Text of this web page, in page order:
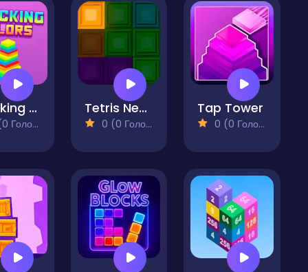
Stacking Color Tetris Neon
0 (0 Голосів)
Tap Tower
0 (0 Голосів)